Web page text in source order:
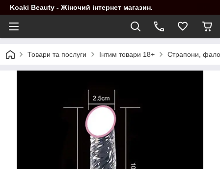
Koaki Beauty - Жіночий інтернет магазин.
Товари та послуги Інтим товари 18+ Страпони,